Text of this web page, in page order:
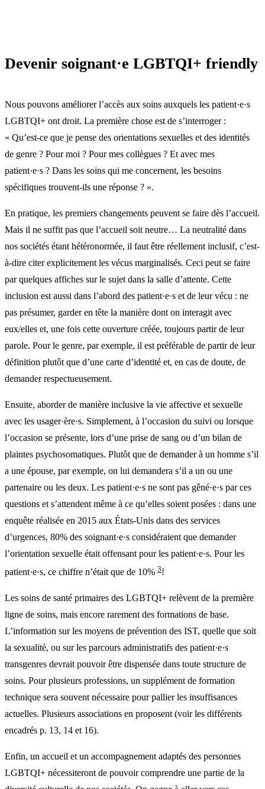
Devenir soignant·e LGBTQI+ friendly
Nous pouvons améliorer l’accès aux soins auxquels les patient·e·s
LGBTQI+ ont droit. La première chose est de s’interroger :
« Qu’est-ce que je pense des orientations sexuelles et des identités
de genre ? Pour moi ? Pour mes collègues ? Et avec mes
patient·e·s ? Dans les soins qui me concernent, les besoins
spécifiques trouvent-ils une réponse ? ».
En pratique, les premiers changements peuvent se faire dès l’accueil.
Mais il ne suffit pas que l’accueil soit neutre… La neutralité dans
nos sociétés étant hétéronormée, il faut être réellement inclusif, c’est-
à-dire citer explicitement les vécus marginalisés. Ceci peut se faire
par quelques affiches sur le sujet dans la salle d’attente. Cette
inclusion est aussi dans l’abord des patient·e·s et de leur vécu : ne
pas présumer, garder en tête la manière dont on interagit avec
eux/elles et, une fois cette ouverture créée, toujours partir de leur
parole. Pour le genre, par exemple, il est préférable de partir de leur
définition plutôt que d’une carte d’identité et, en cas de doute, de
demander respectueusement.
Ensuite, aborder de manière inclusive la vie affective et sexuelle
avec les usager·ère·s. Simplement, à l’occasion du suivi ou lorsque
l’occasion se présente, lors d’une prise de sang ou d’un bilan de
plaintes psychosomatiques. Plutôt que de demander à un homme s’il
a une épouse, par exemple, on lui demandera s’il a un ou une
partenaire ou les deux. Les patient·e·s ne sont pas gêné·e·s par ces
questions et s’attendent même à ce qu’elles soient posées : dans une
enquête réalisée en 2015 aux États-Unis dans des services
d’urgences, 80% des soignant·e·s considéraient que demander
l’orientation sexuelle était offensant pour les patient·e·s. Pour les
patient·e·s, ce chiffre n’était que de 10% 3!
Les soins de santé primaires des LGBTQI+ relèvent de la première
ligne de soins, mais encore rarement des formations de base.
L’information sur les moyens de prévention des IST, quelle que soit
la sexualité, ou sur les parcours administratifs des patient·e·s
transgenres devrait pouvoir être dispensée dans toute structure de
soins. Pour plusieurs professions, un supplément de formation
technique sera souvent nécessaire pour pallier les insuffisances
actuelles. Plusieurs associations en proposent (voir les différents
encadrés p. 13, 14 et 16).
Enfin, un accueil et un accompagnement adaptés des personnes
LGBTQI+ nécessiteront de pouvoir comprendre une partie de la